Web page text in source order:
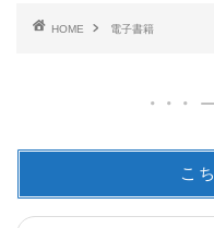
HOME 電子書籍
こ